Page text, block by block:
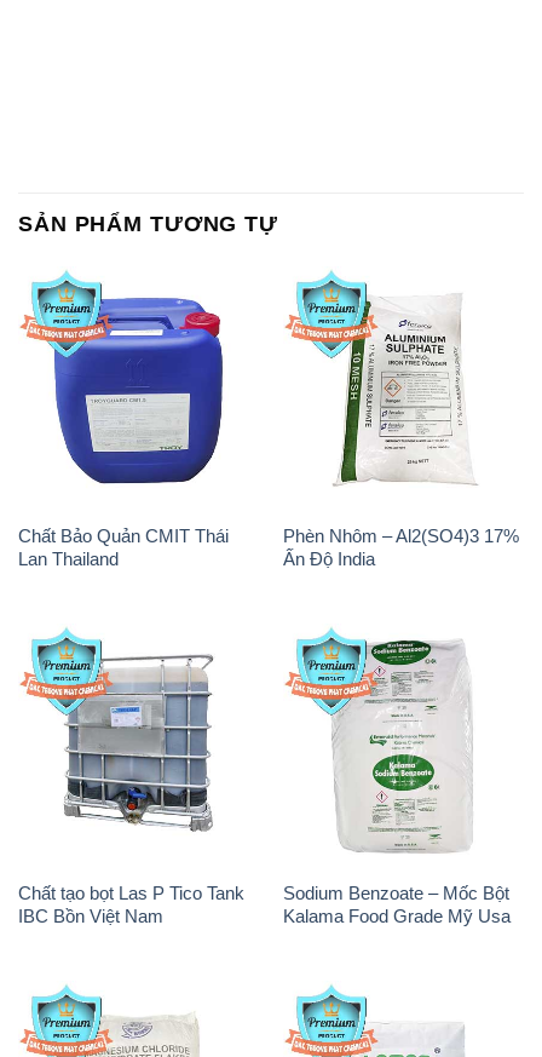
SẢN PHẨM TƯƠNG TỰ
Chất Bảo Quản CMIT Thái
Lan Thailand
Phèn Nhôm – Al2(SO4)3 17%
Ấn Độ India
Chất tạo bọt Las P Tico Tank
IBC Bồn Việt Nam
Sodium Benzoate – Mốc Bột
Kalama Food Grade Mỹ Usa